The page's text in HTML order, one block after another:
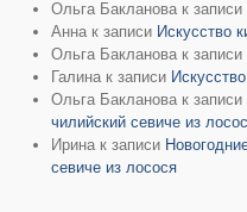
Ольга Бакланова к записи
Анна к записи Искусство
Ольга Бакланова к записи
Галина к записи
Ольга Бакланова к записи
чилийский севиче из
Ирина к записи
севиче из лосося